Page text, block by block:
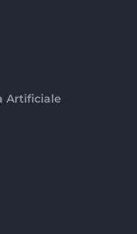
Artificiale